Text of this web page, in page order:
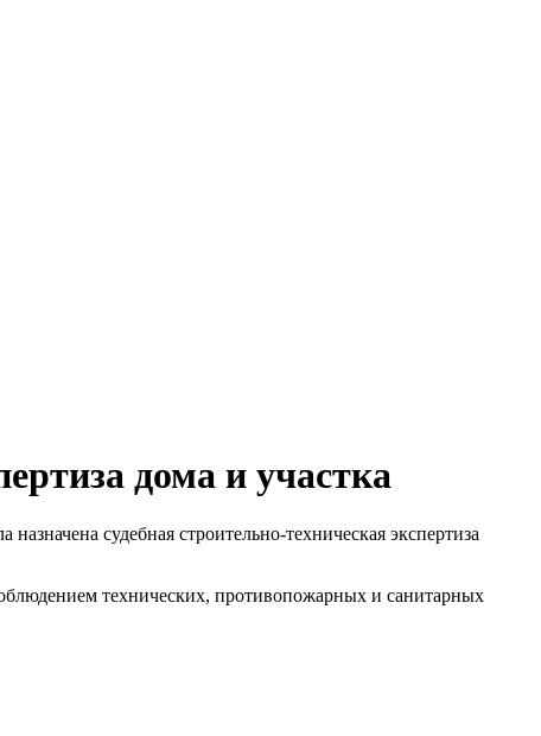
дома и участка
судебная строительно-техническая экспертиза
технических, противопожарных и санитарных